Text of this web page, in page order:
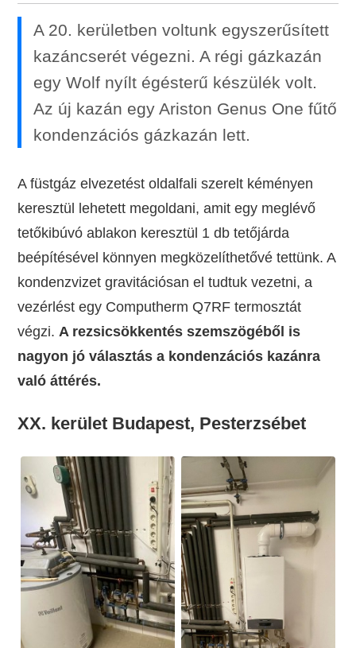
A 20. kerületben voltunk egyszerűsített
kazáncserét végezni. A régi gázkazán
egy Wolf nyílt égésterű készülék volt.
Az új kazán egy Ariston Genus One fűtő
kondenzációs gázkazán lett.
A füstgáz elvezetést oldalfali szerelt kéményen
keresztül lehetett megoldani, amit egy meglévő
tetőkibúvó ablakon keresztül 1 db tetőjárda
beépítésével könnyen megközelíthetővé tettünk. A
kondenzvizet gravitációsan el tudtuk vezetni, a
vezérlést egy Computherm Q7RF termosztát
végzi. A rezsicsökkentés szemszögéből is
nagyon jó választás a kondenzációs kazánra
való áttérés.
XX. kerület Budapest, Pesterzsébet